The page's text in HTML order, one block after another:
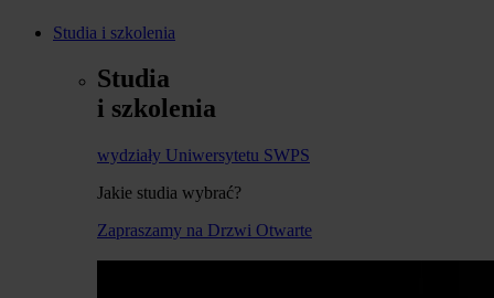
Studia i szkolenia
Studia
i szkolenia
wydziały Uniwersytetu SWPS
Jakie studia wybrać?
Zapraszamy na Drzwi Otwarte